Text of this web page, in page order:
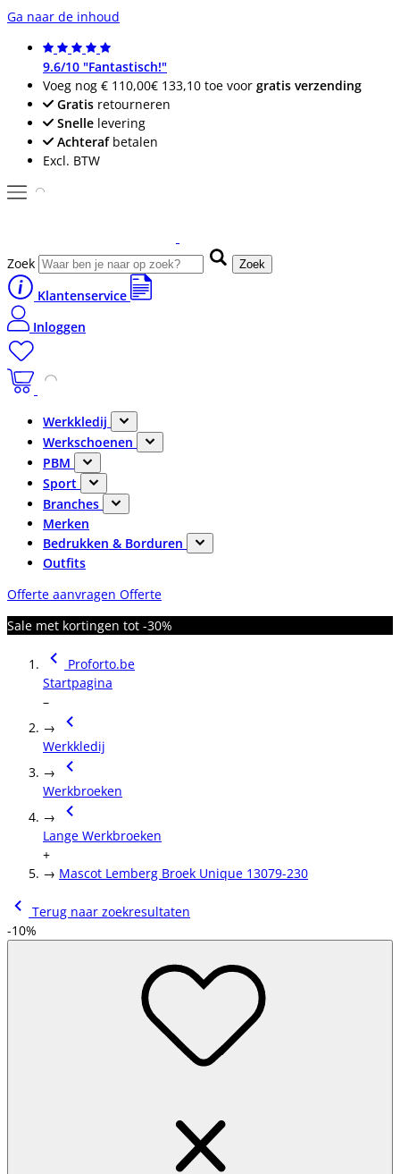
Ga naar de inhoud
9.6/10 "Fantastisch!"
Voeg nog € 110,00€ 133,10 toe voor gratis verzending
Gratis retourneren
Snelle levering
Achterafbetalen
Excl. BTW
Zoek Zoek
Klantenservice
Inloggen
Werkkledij
Werkschoenen
PBM
Sport
Branches
Merken
Bedrukken & Borduren
Outfits
Offerte aanvragen Offerte
Sale met kortingen tot -30%
Proforto.be
Startpagina
–
→
Werkkledij
→
Werkbroeken
→
Lange Werkbroeken
+
→ Mascot Lemberg Broek Unique 13079-230
Terug naar zoekresultaten
-10%